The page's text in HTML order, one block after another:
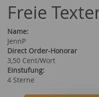
Freie
Name:
JennP
Direct Order-Honorar
3,50 Cent/Wort
Einstufung:
4 Sterne